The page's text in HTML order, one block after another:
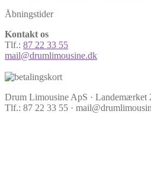
Åbningstider
Kontakt os
Tlf.: 87 22 33 55
mail@drumlimousine.dk
Drum Limousine ApS · Landemærket
Tlf.: 87 22 33 55 ·